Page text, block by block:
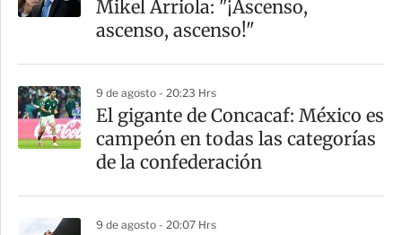
Mikel Arriola: "¡Ascenso,
ascenso, ascenso!"
9 de agosto - 20:23 Hrs
El gigante de Concacaf: México es
campeón en todas las categorías
de la confederación
9 de agosto - 20:07 Hrs